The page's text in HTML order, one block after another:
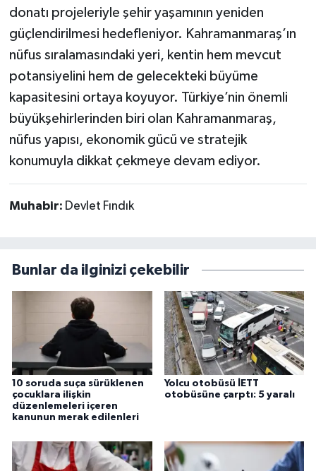
donatı projeleriyle şehir yaşamının yeniden
güçlendirilmesi hedefleniyor. Kahramanmaraş’ın
nüfus sıralamasındaki yeri, kentin hem mevcut
potansiyelini hem de gelecekteki büyüme
kapasitesini ortaya koyuyor. Türkiye’nin önemli
büyükşehirlerinden biri olan Kahramanmaraş,
nüfus yapısı, ekonomik gücü ve stratejik
konumuyla dikkat çekmeye devam ediyor.
Muhabir: Devlet Fındık
Bunlar da ilginizi çekebilir
10 soruda suça sürüklenen
çocuklara ilişkin
düzenlemeleri içeren
kanunun merak edilenleri
Yolcu otobüsü İETT
otobüsüne çarptı: 5 yaralı